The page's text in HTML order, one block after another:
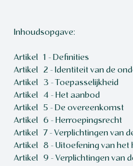
Inhoudsopgave:
Artikel 1 - Definities
Artikel 2 - Identiteit van de
Artikel 3 - Toepasselijkheid
Artikel 4 - Het aanbod
Artikel 5 - De overeenkomst
Artikel 6 - Herroepingsrecht
Artikel 7 - Verplichtingen van
Artikel 8 - Uitoefening van het
Artikel 9 - Verplichtingen van